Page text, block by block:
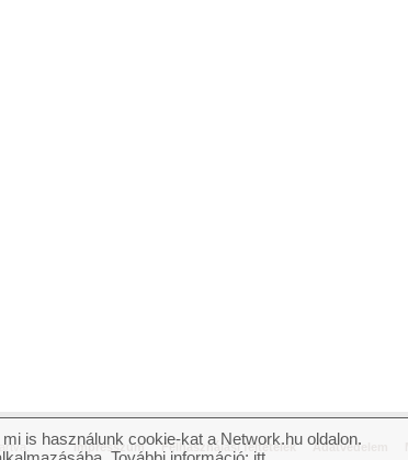
Impresszum Felhasználási feltételek Adatvédelem
is használunk cookie-kat a Network.hu oldalon.